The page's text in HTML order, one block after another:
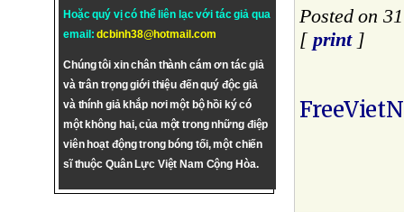
Hoặc quý vị có thể liên lạc với tác giả qua
email:dcbinh38@hotmail.com
Chúng tôi xin chân thành cám ơn tác giả
và trân trọng giới thiệu đến quý độc giả
và thính giả khắp nơi một bộ hồi ký có
một không hai, của một trong những điệp
viên hoạt động trong bóng tối, một chiến
sĩ thuộc Quân Lực Việt Nam Cộng Hòa.
Posted on
[ print]